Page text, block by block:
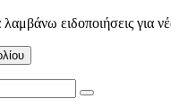
ειδοποιήσεις για